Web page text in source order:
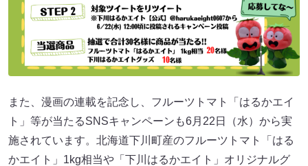
また、漫画の連載を記念し、フルーツトマト「はるかエイ
ト」等が当たるSNSキャンペーンも6月22日（水）から実
施されています。北海道下川町産のフルーツトマト「はる
かエイト」1kg相当や「下川はるかエイト」オリジナルグ